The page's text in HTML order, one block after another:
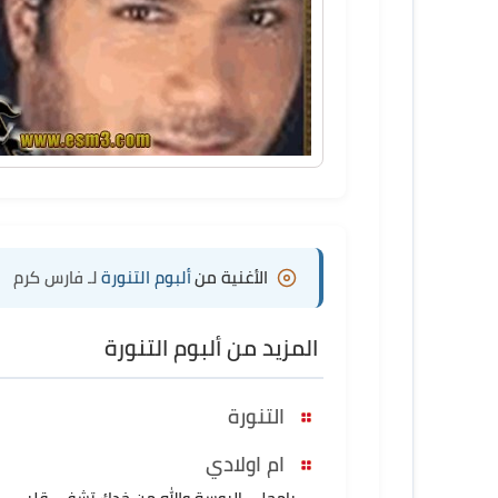
الأغنية منألبوم التنورة لـ فارس كرم
المزيد من ألبوم التنورة
التنورة
ام اولادي